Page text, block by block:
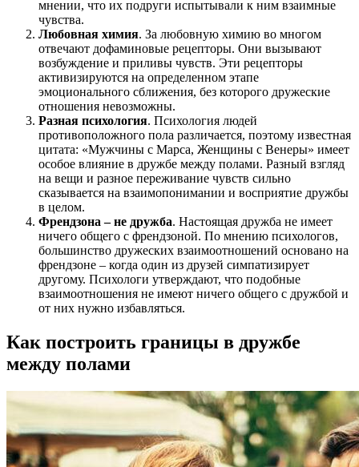
мнении, что их подруги испытывали к ним взаимные
чувства.
Любовная химия. За любовную химию во многом
отвечают дофаминовые рецепторы. Они вызывают
возбуждение и приливы чувств. Эти рецепторы
активизируются на определенном этапе
эмоционального сближения, без которого дружеские
отношения невозможны.
Разная психология. Психология людей
противоположного пола различается, поэтому известная
цитата: «Мужчины с Марса, Женщины с Венеры» имеет
особое влияние в дружбе между полами. Разный взгляд
на вещи и разное переживание чувств сильно
сказывается на взаимопонимании и восприятие дружбы
в целом.
Френдзона – не дружба. Настоящая дружба не имеет
ничего общего с френдзоной. По мнению психологов,
большинство дружеских взаимоотношений основано на
френдзоне – когда один из друзей симпатизирует
другому. Психологи утверждают, что подобные
взаимоотношения не имеют ничего общего с дружбой и
от них нужно избавляться.
Как построить границы в дружбе
между полами